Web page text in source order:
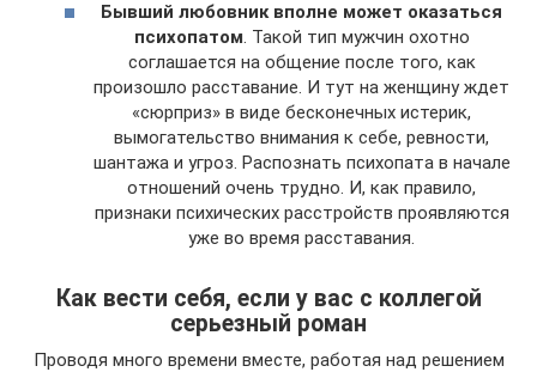
Бывший любовник вполне может оказаться
психопатом. Такой тип мужчин охотно
соглашается на общение после того, как
произошло расставание. И тут на женщину ждет
«сюрприз» в виде бесконечных истерик,
вымогательство внимания к себе, ревности,
шантажа и угроз. Распознать психопата в начале
отношений очень трудно. И, как правило,
признаки психических расстройств проявляются
уже во время расставания.
Как вести себя, если у вас с коллегой
серьезный роман
Проводя много времени вместе, работая над решением